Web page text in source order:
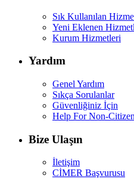
Sık Kullanılan
Yeni Eklenen
Kurum Hizmetleri
Yardım
Genel Yardım
Sıkça Sorulanlar
Güvenliğiniz İçin
Help For Non-
Bize Ulaşın
İletişim
CİMER Başvurusu